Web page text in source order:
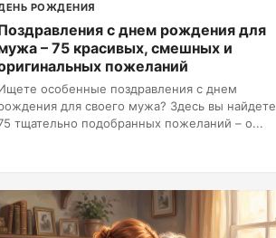
РОЖДЕНИЯ
с днем рождения для
– 75 красивых, смешных и
пожеланий
особенные поздравления с днем
для своего мужа? Здесь вы найдете
тщательно подобранных пожеланий – о...